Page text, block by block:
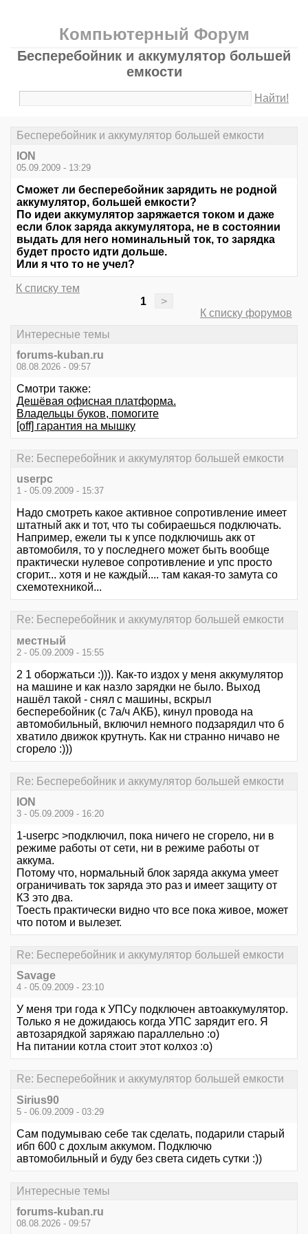
Компьютерный Форум
Бесперебойник и аккумулятор большей
емкости
Найти!
Бесперебойник и аккумулятор большей емкости
ION
05.09.2009 - 13:29
Сможет ли бесперебойник зарядить не родной
аккумулятор, большей емкости?
По идеи аккумулятор заряжается током и даже
если блок заряда аккумулятора, не в состоянии
выдать для него номинальный ток, то зарядка
будет просто идти дольше.
Или я что то не учел?
К списку тем
1
>
К списку форумов
Интересные темы
forums-kuban.ru
08.08.2026 - 09:57
Смотри также:
Дешёвая офисная платформа.
Владельцы буков, помогите
[off] гарантия на мышку
Re: Бесперебойник и аккумулятор большей емкости
userpc
1 - 05.09.2009 - 15:37
Надо смотреть какое активное сопротивление имеет
штатный акк и тот, что ты собираешься подключать.
Например, ежели ты к упсе подключишь акк от
автомобиля, то у последнего может быть вообще
практически нулевое сопротивление и упс просто
сгорит... хотя и не каждый.... там какая-то замута со
схемотехникой...
Re: Бесперебойник и аккумулятор большей емкости
местный
2 - 05.09.2009 - 15:55
2 1 оборжатьси :))). Как-то издох у меня аккумулятор
на машине и как назло зарядки не было. Выход
нашёл такой - снял с машины, вскрыл
бесперебойник (с 7а/ч АКБ), кинул провода на
автомобильный, включил немного подзарядил что б
хватило движок крутнуть. Как ни странно ничаво не
сгорело :)))
Re: Бесперебойник и аккумулятор большей емкости
ION
3 - 05.09.2009 - 16:20
1-userpc >подключил, пока ничего не сгорело, ни в
режиме работы от сети, ни в режиме работы от
аккума.
Потому что, нормальный блок заряда аккума умеет
ограничивать ток заряда это раз и имеет защиту от
КЗ это два.
Тоесть практически видно что все пока живое, может
что потом и вылезет.
Re: Бесперебойник и аккумулятор большей емкости
Savage
4 - 05.09.2009 - 23:10
У меня три года к УПСу подключен автоаккумулятор.
Только я не дожидаюсь когда УПС зарядит его. Я
автозарядкой заряжаю параллельно :о)
На питании котла стоит этот колхоз :о)
Re: Бесперебойник и аккумулятор большей емкости
Sirius90
5 - 06.09.2009 - 03:29
Сам подумываю себе так сделать, подарили старый
ибп 600 с дохлым аккумом. Подключю
автомобильный и буду без света сидеть сутки :))
Интересные темы
forums-kuban.ru
08.08.2026 - 09:57